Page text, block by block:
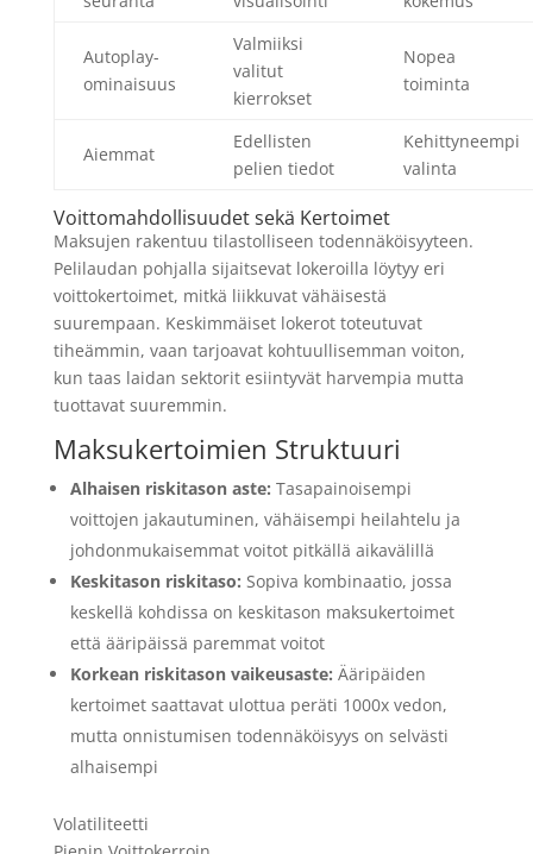
Autoplay-
ominaisuus
Valmiiksi
valitut
kierrokset
Nopea
toiminta
Aiemmat
Edellisten
pelien tiedot
Kehittyneempi
valinta
Voittomahdollisuudet sekä Kertoimet
Maksujen rakentuu tilastolliseen todennäköisyyteen.
Pelilaudan pohjalla sijaitsevat lokeroilla löytyy eri
voittokertoimet, mitkä liikkuvat vähäisestä
suurempaan. Keskimmäiset lokerot toteutuvat
tiheämmin, vaan tarjoavat kohtuullisemman voiton,
kun taas laidan sektorit esiintyvät harvempia mutta
tuottavat suuremmin.
Maksukertoimien Struktuuri
Alhaisen riskitason aste: Tasapainoisempi
voittojen jakautuminen, vähäisempi heilahtelu ja
johdonmukaisemmat voitot pitkällä aikavälillä
Keskitason riskitaso: Sopiva kombinaatio, jossa
keskellä kohdissa on keskitason maksukertoimet
että ääripäissä paremmat voitot
Korkean riskitason vaikeusaste: Ääripäiden
kertoimet saattavat ulottua peräti 1000x vedon,
mutta onnistumisen todennäköisyys on selvästi
alhaisempi
Volatiliteetti